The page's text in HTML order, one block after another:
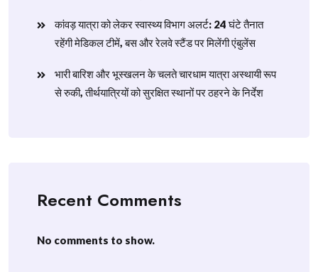
​कांवड़ यात्रा को लेकर स्वास्थ्य विभाग अलर्ट: 24 घंटे तैनात
रहेंगी मेडिकल टीमें, बस और रेलवे स्टैंड पर मिलेंगी एंबुलेंस
​भारी बारिश और भूस्खलन के चलते चारधाम यात्रा अस्थायी रूप
से रुकी, तीर्थयात्रियों को सुरक्षित स्थानों पर ठहरने के निर्देश
Recent Comments
No comments to show.